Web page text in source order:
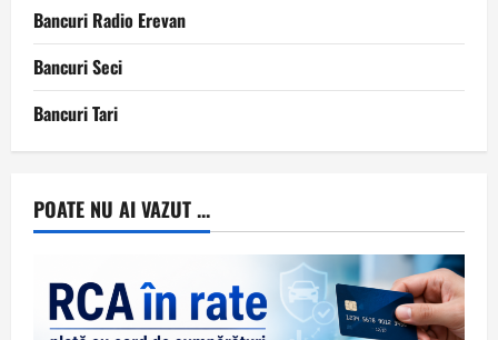
Bancuri Radio Erevan
Bancuri Seci
Bancuri Tari
POATE NU AI VAZUT ...